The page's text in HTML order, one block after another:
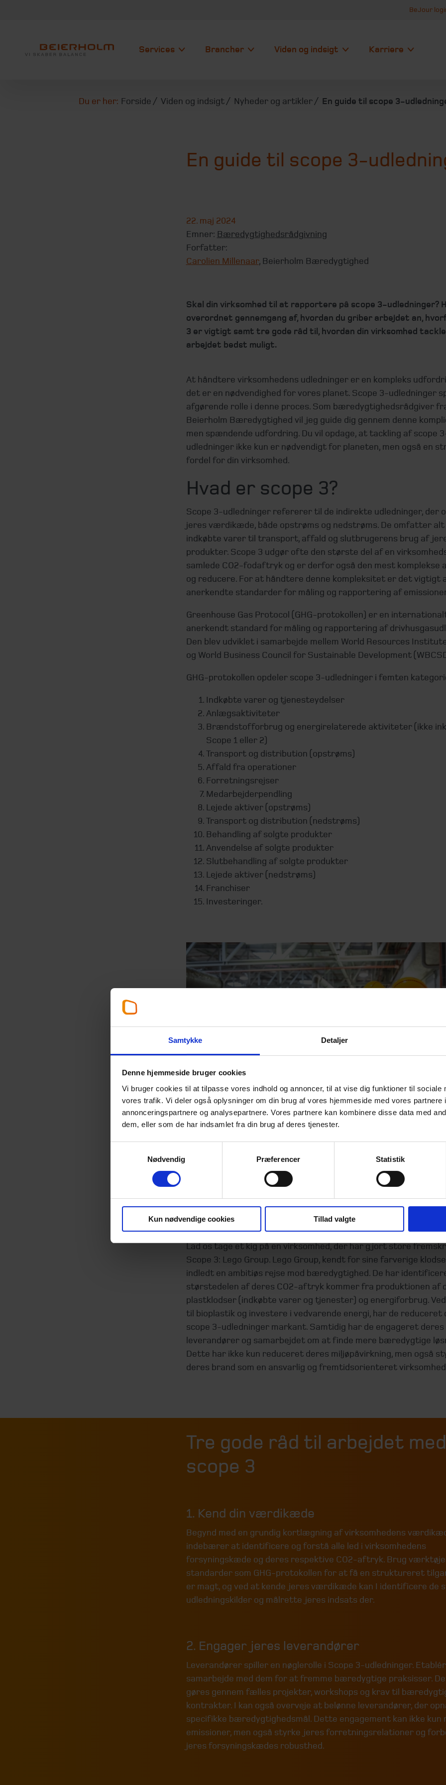
Samtykke Detaljer
Denne hjemmeside bruger cookies
Vi bruger cookies til at tilpasse vores indhold og annoncer, til at vise dig funktioner til sociale
vores trafik. Vi deler også oplysninger om din brug af vores hjemmeside med vores partnere
annonceringspartnere og analysepartnere. Vores partnere kan kombinere disse data med
dem, eller som de har indsamlet fra din brug af deres tjenester.
Nødvendig
Præferencer Statistik
Kun nødvendige cookies Tillad valgte
BeJour
Services Brancher Viden og indsigt Karriere
Du er her: Forside Viden og indsigt Nyheder og artikler En guide til scope 3-
En guide til scope 3-
22. maj 2024
Emner: Bæredygtighedsrådgivning
Forfatter:
Carolien Millenaar, Beierholm Bæredygtighed
Skal din virksomhed til at rapportere på scope 3-udledninger?
overordnet gennemgang af, hvordan du griber arbejdet an,
3 er vigtigt samt tre gode råd til, hvordan din virksomhed
arbejdet bedst muligt.
At håndtere virksomhedens udledninger er en kompleks
det er en nødvendighed for vores planet. Scope 3-udledninger
afgørende rolle i denne proces. Som bæredygtighedsrådgiver
Beierholm Bæredygtighed vil jeg guide dig gennem denne
men spændende udfordring. Du vil opdage, at tackling af scope
udledninger ikke kun er nødvendigt for planeten, men også en
fordel for din virksomhed.
Hvad er scope 3?
Scope 3-udledninger refererer til de indirekte udledninger, der
jeres værdikæde, både opstrøms og nedstrøms. De omfatter
indkøbte varer til transport, affald og slutbrugerens brug af
produkter. Scope 3 udgør ofte den største del af en
samlede CO2-fodaftryk og er derfor også den mest komplekse
og reducere. For at håndtere denne kompleksitet er det vigtigt
anerkendte standarder for måling og rapportering af
Greenhouse Gas Protocol (GHG-protokollen) er en
anerkendt standard for måling og rapportering af
Den blev udviklet i samarbejde mellem World Resources
og World Business Council for Sustainable Development
GHG-protokollen opdeler scope 3-udledninger i femten
Indkøbte varer og tjenesteydelser
Anlægsaktiviteter
Brændstofforbrug og energirelaterede aktiviteter (ikke
Scope 1 eller 2)
Transport og distribution (opstrøms)
Affald fra operationer
Forretningsrejser
Medarbejderpendling
Lejede aktiver (opstrøms)
Transport og distribution (nedstrøms)
Behandling af solgte produkter
Anvendelse af solgte produkter
Slutbehandling af solgte produkter
Lejede aktiver (nedstrøms)
Franchiser
Investeringer.
Hvorfor er Scope 3 vigtig?
At fokusere på scope 3-udledninger giver jer et komplet billede
virksomheds miljøpåvirkning og åbner op for store muligheder for
innovation, effektivisering og risikostyring. Virksomheder, der
håndterer deres scope 3-udledninger, positionerer sig bedre i
reguleringer, investorkrav og markedsforventninger.
Lad os tage et kig på en virksomhed, der har gjort store
Scope 3: Lego Group. Lego Group, kendt for sine farverige
indledt en ambitiøs rejse mod bæredygtighed. De har
størstedelen af deres CO2-aftryk kommer fra produktionen af
plastklodser (indkøbte varer og tjenester) og energiforbrug.
til bioplastik og investere i vedvarende energi, har de reduceret
scope 3-udledninger markant. Samtidig har de engageret deres
leverandører og samarbejdet om at finde mere bæredygtige
Dette har ikke kun reduceret deres miljøpåvirkning, men også
deres brand som en ansvarlig og fremtidsorienteret
Tre gode råd til arbejdet med
scope 3
1. Kend din værdikæde
Begynd med en grundig kortlægning af virksomhedens
indebærer at identificere og forstå alle led i virksomhedens
forsyningskæde og deres respektive CO2-aftryk. Brug
standarder som GHG-protokollen for at få en struktureret
er magt, og ved at kende jeres værdikæde kan I identificere de
udledningskilder og målrette jeres indsats der.
2. Engager jeres leverandører
Leverandører spiller en nøglerolle i Scope 3-udledninger.
samarbejde med dem for at fremme bæredygtige praksisser.
gøres gennem fælles projekter, workshops og krav til
kontrakter. I kan også overveje at belønne leverandører, der
specifikke bæredygtighedsmål. Dette engagement kan ikke kun
emissioner, men også styrke jeres forretningsrelationer og
jeres forsyningskædes robusthed.